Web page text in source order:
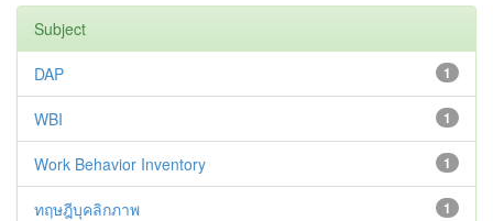
Subject
1
DAP
1
WBI
1
Work Behavior Inventory
1
ทฤษฎีบุคลิกภาพ